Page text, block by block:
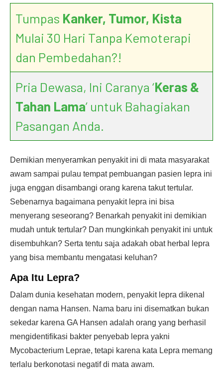
Tumpas Kanker, Tumor, Kista
Mulai 30 Hari Tanpa Kemoterapi
dan Pembedahan?!
Pria Dewasa, Ini Caranya ‘Keras &
Tahan Lama’ untuk Bahagiakan
Pasangan Anda.
Demikian menyeramkan penyakit ini di mata masyarakat
awam sampai pulau tempat pembuangan pasien lepra ini
juga enggan disambangi orang karena takut tertular.
Sebenarnya bagaimana penyakit lepra ini bisa
menyerang seseorang? Benarkah penyakit ini demikian
mudah untuk tertular? Dan mungkinkah penyakit ini untuk
disembuhkan? Serta tentu saja adakah obat herbal lepra
yang bisa membantu mengatasi keluhan?
Apa Itu Lepra?
Dalam dunia kesehatan modern, penyakit lepra dikenal
dengan nama Hansen. Nama baru ini disematkan bukan
sekedar karena GA Hansen adalah orang yang berhasil
mengidentifikasi bakter penyebab lepra yakni
Mycobacterium Leprae, tetapi karena kata Lepra memang
terlalu berkonotasi negatif di mata awam.